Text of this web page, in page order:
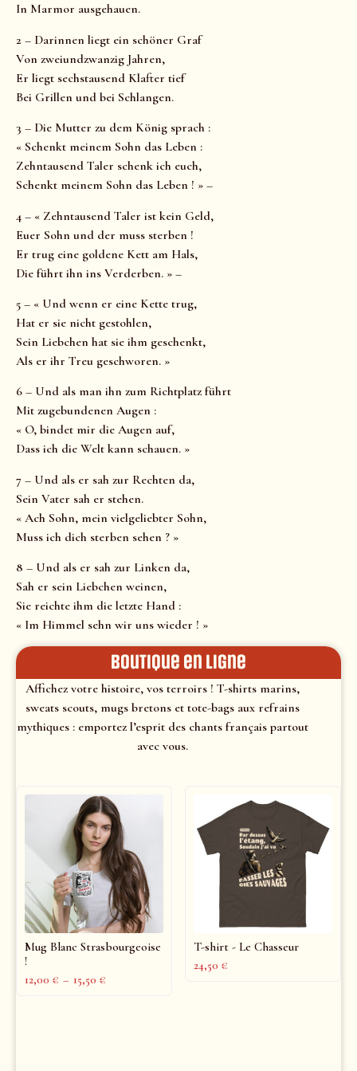
In Marmor ausgehauen.
2 – Darinnen liegt ein schöner Graf
Von zweiundzwanzig Jahren,
Er liegt sechstausend Klafter tief
Bei Grillen und bei Schlangen.
3 – Die Mutter zu dem König sprach :
« Schenkt meinem Sohn das Leben :
Zehntausend Taler schenk ich euch,
Schenkt meinem Sohn das Leben ! » –
4 – « Zehntausend Taler ist kein Geld,
Euer Sohn und der muss sterben !
Er trug eine goldene Kett am Hals,
Die führt ihn ins Verderben. » –
5 – « Und wenn er eine Kette trug,
Hat er sie nicht gestohlen,
Sein Liebchen hat sie ihm geschenkt,
Als er ihr Treu geschworen. »
6 – Und als man ihn zum Richtplatz führt
Mit zugebundenen Augen :
« O, bindet mir die Augen auf,
Dass ich die Welt kann schauen. »
7 – Und als er sah zur Rechten da,
Sein Vater sah er stehen.
« Ach Sohn, mein vielgeliebter Sohn,
Muss ich dich sterben sehen ? »
8 – Und als er sah zur Linken da,
Sah er sein Liebchen weinen,
Sie reichte ihm die letzte Hand :
« Im Himmel sehn wir uns wieder ! »
Boutique en ligne
Affichez votre histoire, vos terroirs ! T-shirts marins,
sweats scouts, mugs bretons et tote-bags aux refrains
mythiques : emportez l’esprit des chants français partout
avec vous.
Mug Blanc Strasbourgeoise
!
12,00 € – 15,50 €
T-shirt - Le Chasseur
24,50 €